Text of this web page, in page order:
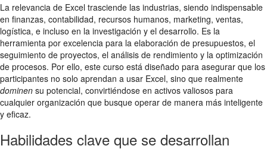
La relevancia de Excel trasciende las industrias, siendo indispensable
en finanzas, contabilidad, recursos humanos, marketing, ventas,
logística, e incluso en la investigación y el desarrollo. Es la
herramienta por excelencia para la elaboración de presupuestos, el
seguimiento de proyectos, el análisis de rendimiento y la optimización
de procesos. Por ello, este curso está diseñado para asegurar que los
participantes no solo aprendan a usar Excel, sino que realmente
dominen su potencial, convirtiéndose en activos valiosos para
cualquier organización que busque operar de manera más inteligente
y eficaz.
Habilidades clave que se desarrollan